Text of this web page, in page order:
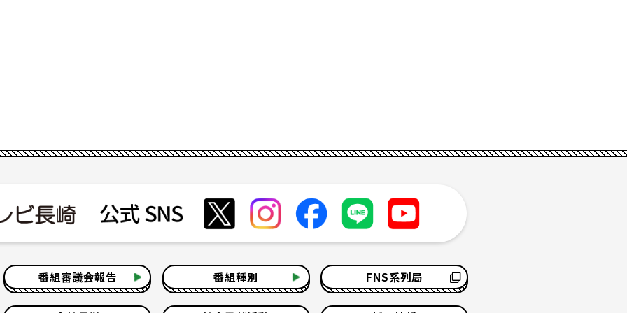
番組審議会報告 番組種別 FNS系列局